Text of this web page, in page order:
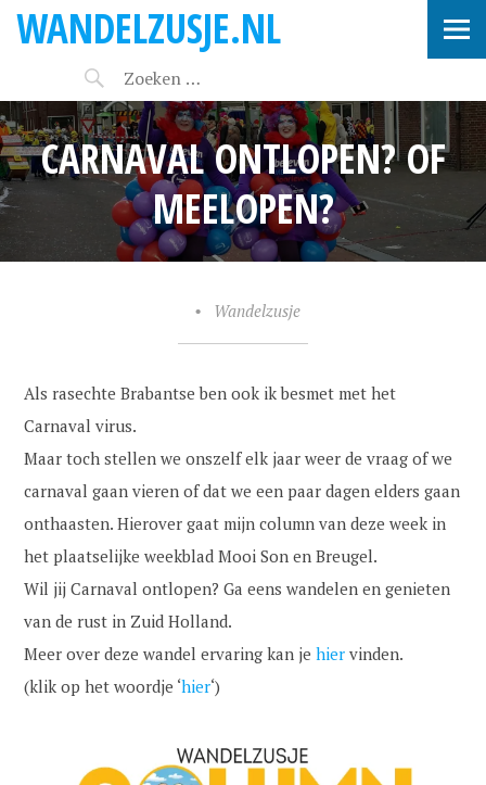
WANDELZUSJE.NL
CARNAVAL ONTLOPEN? OF
MEELOPEN?
• Wandelzusje
Als rasechte Brabantse ben ook ik besmet met het
Carnaval virus.
Maar toch stellen we onszelf elk jaar weer de vraag of we
carnaval gaan vieren of dat we een paar dagen elders gaan
onthaasten. Hierover gaat mijn column van deze week in
het plaatselijke weekblad Mooi Son en Breugel.
Wil jij Carnaval ontlopen? Ga eens wandelen en genieten
van de rust in Zuid Holland.
Meer over deze wandel ervaring kan jehier vinden.
(klik op het woordje ‘hier‘)